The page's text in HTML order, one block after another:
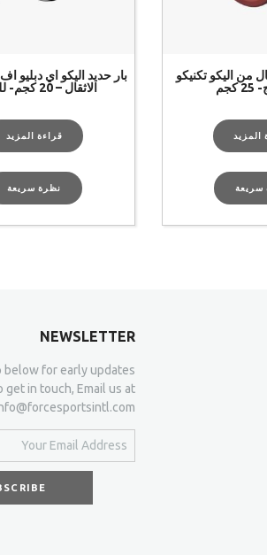
من اليكو تكنيكو
المزيد
سريعة
بار حديد اليكو اي دبليو
الاثقال – 20 كجم- للرجال
قراءة المزيد
نظرة سريعة
NEWSLETTER
below for early updates.
get in touch, Email us at